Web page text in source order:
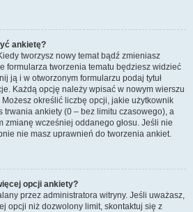
ankietę?
tworzysz nowy temat bądź zmieniasz
formularza tworzenia tematu będziesz widzieć
ją i w otworzonym formularzu podaj tytuł
Każdą opcję należy wpisać w nowym wierszu
określić liczbę opcji, jakie użytkownik
trwania ankiety (0 – bez limitu czasowego), a
zmianę wcześniej oddanego głosu. Jeśli nie
nie masz uprawnień do tworzenia ankiet.
opcji ankiety?
przez administratora witryny. Jeśli uważasz,
opcji niż dozwolony limit, skontaktuj się z